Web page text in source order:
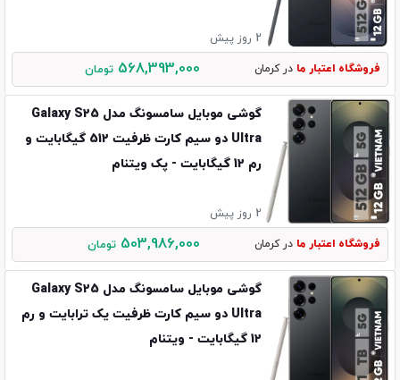
2 روز پیش
فروشگاه اعتبار ما در کرمان 568,393,000 تومان
گوشی موبایل سامسونگ مدل Galaxy S25
Ultra دو سیم کارت ظرفیت 512 گیگابایت و
رم 12 گیگابایت - پک ویتنام
2 روز پیش
فروشگاه اعتبار ما در کرمان 503,986,000 تومان
گوشی موبایل سامسونگ مدل Galaxy S25
Ultra دو سیم کارت ظرفیت یک ترابایت و رم
12 گیگابایت - ویتنام